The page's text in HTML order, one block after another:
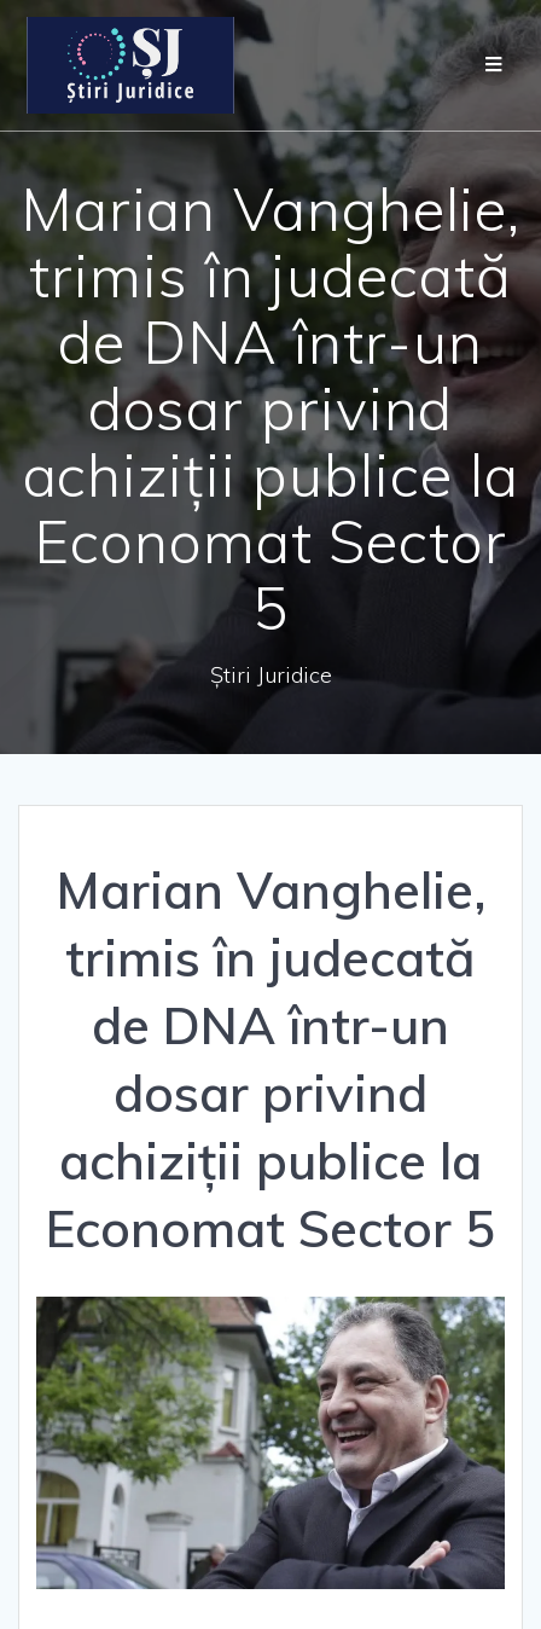
Marian Vanghelie,
trimis în judecată
de DNA într-un
dosar privind
achiziții publice la
Economat Sector
5
Știri Juridice
Marian Vanghelie,
trimis în judecată
de DNA într-un
dosar privind
achiziții publice la
Economat Sector 5